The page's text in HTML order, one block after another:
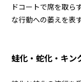
ドコートで席を取ら
な行動への萎えを表
蛙化・蛇化・キン